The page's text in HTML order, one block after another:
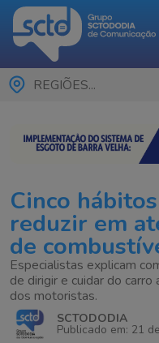
REGIÕES...
Cinco
reduzir em
de
Especialistas explicam
de dirigir e cuidar do
dos motoristas.
SCTODODIA
Publicado em: 21